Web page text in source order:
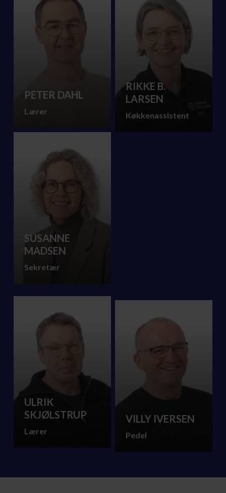
PETER DAHL
Lærer
RIKKE B.
LARSEN
Køkkenassistent
SUSANNE
MADSEN
Sekretær
ULRIK
SKJØLSTRUP
Lærer
VILLY IVERSEN
Pedel